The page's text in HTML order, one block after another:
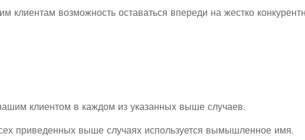
возможность оставаться впереди на жестко
клиентом в каждом из указанных выше случаев.
приведенных выше случаях используется вымышленное имя.